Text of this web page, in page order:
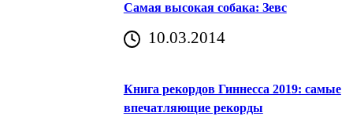
Самая высокая собака: Зевс
10.03.2014
Книга рекордов Гиннесса 2019: самые
впечатляющие рекорды